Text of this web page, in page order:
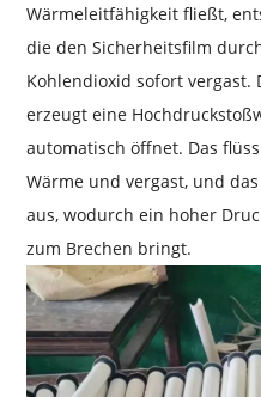
Wärmeleitfähigkeit fließt,
die den Sicherheitsfilm
Kohlendioxid sofort vergast.
erzeugt eine
automatisch öffnet. Das
Wärme und vergast, und
aus, wodurch ein hoher
zum Brechen bringt.